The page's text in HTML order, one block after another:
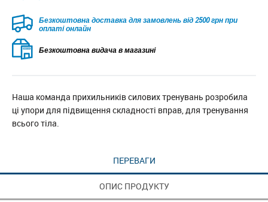
Безкоштовна доставка для замовлень від 2500 грн при
оплаті онлайн
Безкоштовна видача в магазині
Наша команда прихильників силових тренувань розробила
ці упори для підвищення складності вправ, для тренування
всього тіла.
ПЕРЕВАГИ
ОПИС ПРОДУКТУ